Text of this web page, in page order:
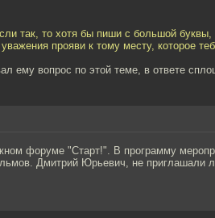
так, то хотя бы пиши с большой буквы,
прояви к тому месту, которое
ему вопрос по этой теме, в ответе
форуме "Старт!". В программу
Дмитрий Юрьевич, не приглашали